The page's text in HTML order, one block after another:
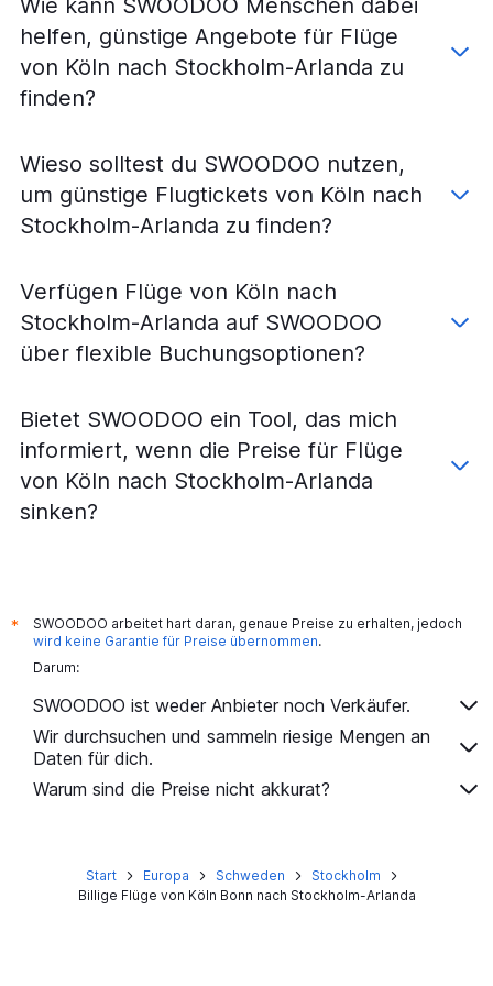
Flüge von Stuttgart nach Stockholm Bromma
Flüge von Nürnberg nach Stockholm Västerås
Flüge von Friedrichshafen nach Stockholm-Arlanda
Flüge von Leipzig nach Stockholm Bromma
Flüge von Düsseldorf nach Stockholm Bromma
Flüge von Paderborn nach Stockholm-Arlanda
Flüge von Saarbrücken nach Stockholm-Arlanda
Flüge von Hannover nach Stockholm Bromma
Flüge von Paderborn nach Stockholm Bromma
Wie kann SWOODOO Menschen dabei
helfen, günstige Angebote für Flüge
von Köln nach Stockholm-Arlanda zu
finden?
Wieso solltest du SWOODOO nutzen,
um günstige Flugtickets von Köln nach
Stockholm-Arlanda zu finden?
Verfügen Flüge von Köln nach
Stockholm-Arlanda auf SWOODOO
über flexible Buchungsoptionen?
Bietet SWOODOO ein Tool, das mich
informiert, wenn die Preise für Flüge
von Köln nach Stockholm-Arlanda
sinken?
*
SWOODOO arbeitet hart daran, genaue Preise zu erhalten, jedoch
wird keine Garantie für Preise übernommen.
Darum:
SWOODOO ist weder Anbieter noch Verkäufer.
Wir durchsuchen und sammeln riesige Mengen an
Daten für dich.
Warum sind die Preise nicht akkurat?
Start Europa Schweden
Stockholm
Billige Flüge von Köln Bonn nach Stockholm-Arlanda